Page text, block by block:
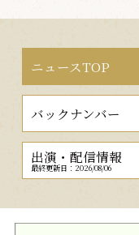
ニュースTOP
バックナンバー
出演・配信情報
最終更新日：2026/08/06